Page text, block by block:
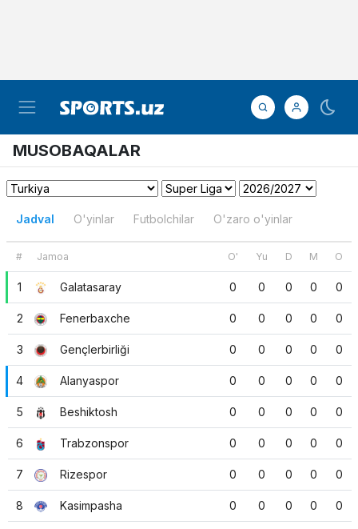
MUSOBAQALAR
Jadval O'yinlar Futbolchilar O'zaro o'yinlar
# Jamoa O' Yu D M O
1 Galatasaray 0 0 0 0 0
2 Fenerbaxche 0 0 0 0 0
3 Gençlerbirliği 0 0 0 0 0
4 Alanyaspor 0 0 0 0 0
5 Beshiktosh 0 0 0 0 0
6 Trabzonspor 0 0 0 0 0
7 Rizespor 0 0 0 0 0
8 Kasimpasha 0 0 0 0 0